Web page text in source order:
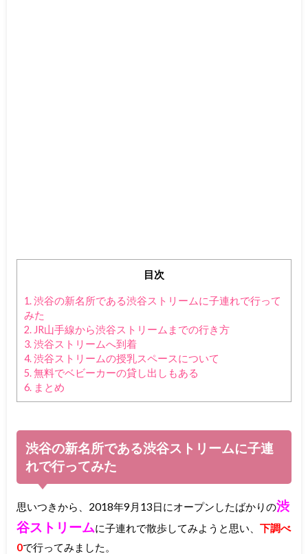
目次
1.渋谷の新名所である渋谷ストリームに子連れで行って
みた
2.JR山手線から渋谷ストリームまでの行き方
3.渋谷ストリームへ到着
4.渋谷ストリームの授乳スペースについて
5.無料でベビーカーの貸し出しもある
6.まとめ
渋谷の新名所である渋谷ストリームに子連
れで行ってみた
思いつきから、2018年9月13日にオープンしたばかりの渋
谷ストリームに子連れで散歩してみようと思い、 下調べ
0で行ってみました。